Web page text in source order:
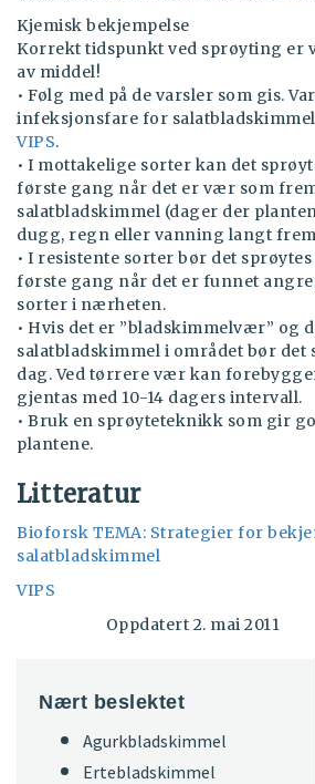
Kjemisk bekjempelse
Korrekt tidspunkt ved sprøyting er
av middel!
• Følg med på de varsler som gis.
infeksjonsfare for
VIPS.
• I mottakelige sorter kan det
første gang når det er vær som
salatbladskimmel (dager der
dugg, regn eller vanning langt
• I resistente sorter bør det
første gang når det er funnet
sorter i nærheten.
• Hvis det er ”bladskimmelvær” og
salatbladskimmel i området bør det
dag. Ved tørrere vær kan
gjentas med 10-14 dagers intervall.
• Bruk en sprøyteteknikk som gir
plantene.
Litteratur
Bioforsk TEMA: Strategier for
salatbladskimmel
VIPS
Oppdatert 2. mai 2011
Nært beslektet
Agurkbladskimmel
Ertebladskimmel